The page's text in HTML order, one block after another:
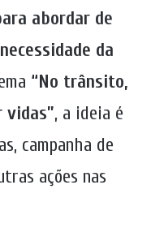
abordar de
da
“No trânsito,
vidas”, a ideia é
campanha de
ações nas